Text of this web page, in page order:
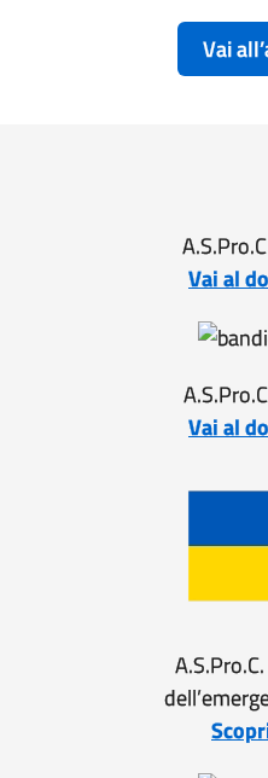
Vai
Vai al
Vai al